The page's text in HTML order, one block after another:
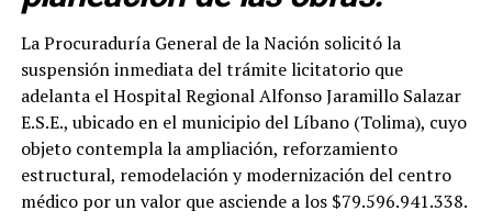
La Procuraduría General de la Nación solicitó la
suspensión inmediata del trámite licitatorio que
adelanta el Hospital Regional Alfonso Jaramillo Salazar
E.S.E., ubicado en el municipio del Líbano (Tolima), cuyo
objeto contempla la ampliación, reforzamiento
estructural, remodelación y modernización del centro
médico por un valor que asciende a los $79.596.941.338.